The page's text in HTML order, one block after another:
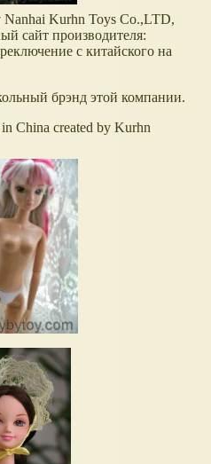
Nanhai Kurhn Toys Co.,LTD,
сайт производителя:
с китайского на
брэнд этой компании.
China created by Kurhn